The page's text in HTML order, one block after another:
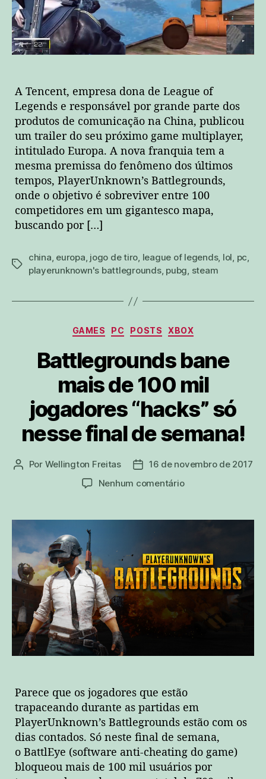
na
Steam!
A Tencent, empresa dona de League of
Legends e responsável por grande parte dos
produtos de comunicação na China, publicou
um trailer do seu próximo game multiplayer,
intitulado Europa. A nova franquia tem a
mesma premissa do fenômeno dos últimos
tempos, PlayerUnknown’s Battlegrounds,
onde o objetivo é sobreviver entre 100
competidores em um gigantesco mapa,
buscando por […]
tags
china, europa, jogo de tiro, league of legends, lol, pc,
playerunknown's battlegrounds, pubg, steam
Categorias
GAMES PC POSTS XBOX
Battlegrounds bane
mais de 100 mil
jogadores “hacks” só
nesse final de semana!
Autor
Por Wellington Freitas
Data16 de novembro de 2017
Nenhum comentárioem
mais
mil
jogadores
“hacks”
nesse
final
de
Parece que os jogadores que estão
trapaceando durante as partidas em
PlayerUnknown’s Battlegrounds estão com os
dias contados. Só neste final de semana,
o BattlEye (software anti-cheating do game)
bloqueou mais de 100 mil usuários por